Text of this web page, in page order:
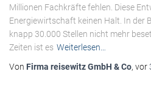
Millionen Fachkräfte fehlen. Diese
Energiewirtschaft keinen Halt. In der
knapp 30.000 Stellen nicht mehr
Zeiten ist es Weiterlesen…
Von Firma reisewitz GmbH & Co, vor